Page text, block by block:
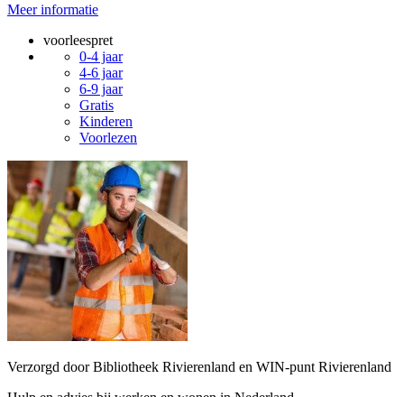
Meer informatie
voorleespret
0-4 jaar
4-6 jaar
6-9 jaar
Gratis
Kinderen
Voorlezen
Verzorgd door Bibliotheek Rivierenland en WIN-punt Rivierenland